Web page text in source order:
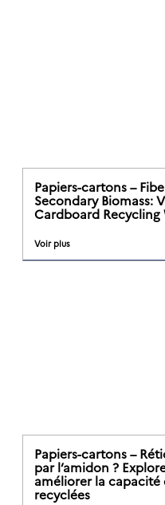
Papiers-cartons –
Secondary Biomass:
Cardboard Recycling
Voir plus
Papiers-cartons –
par l’amidon ?
améliorer la capacité
recyclées